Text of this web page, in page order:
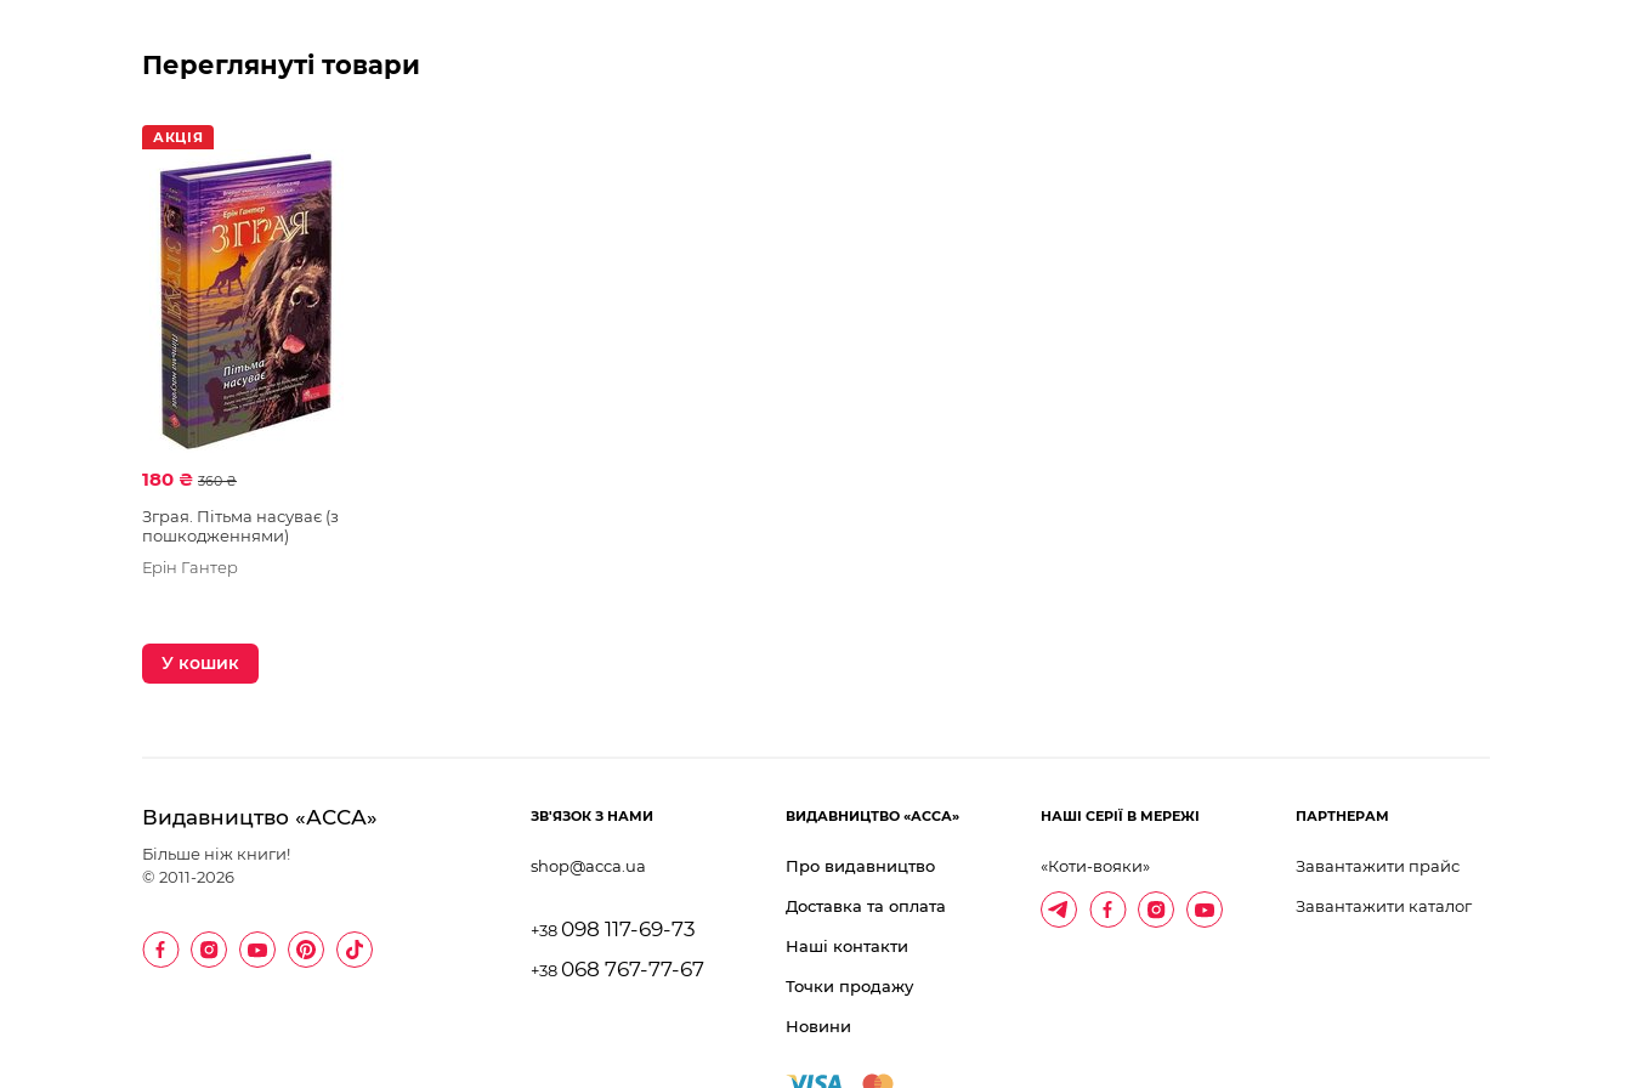
Переглянуті товари
АКЦІЯ
180 ₴ 360 ₴
Зграя. Пітьма насуває (з
пошкодженнями)
Ерін Гантер
У кошик
Видавництво «АССА»
Більше ніж книги!
© 2011-2026
ЗВ'ЯЗОК З НАМИ
shop@acca.ua
+38 098 117-69-73
+38 068 767-77-67
ВИДАВНИЦТВО «АССА»
Про видавництво
Доставка та оплата
Наші контакти
Точки продажу
Новини
НАШІ СЕРІЇ В МЕРЕЖІ
«Коти-вояки»
ПАРТНЕРАМ
Завантажити прайс
Завантажити каталог